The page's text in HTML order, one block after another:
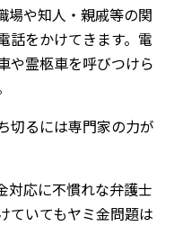
場や知人・親戚等の関
話をかけてきます。電
や霊柩車を呼びつけら
切るには専門家の力が
対応に不慣れな弁護士
ていてもヤミ金問題は